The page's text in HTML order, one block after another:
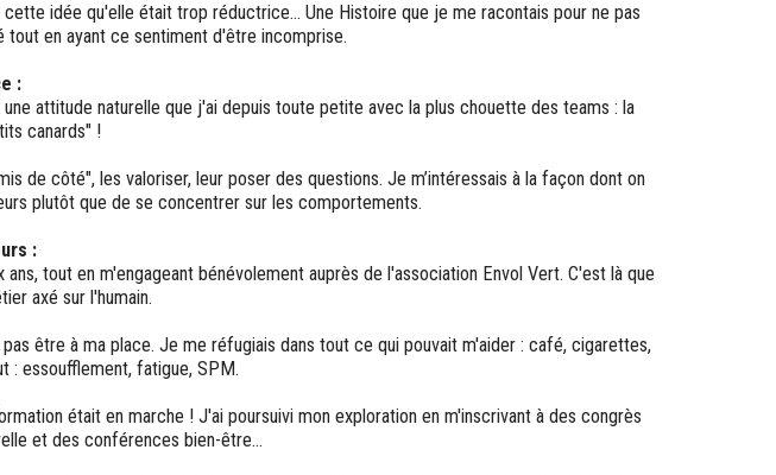
idée qu'elle était trop réductrice... Une Histoire que je me racontais pour ne pas
en ayant ce sentiment d'être incomprise.
:
attitude naturelle que j'ai depuis toute petite avec la plus chouette des teams : la
canards" !
de côté", les valoriser, leur poser des questions. Je m’intéressais à la façon dont on
plutôt que de se concentrer sur les comportements.
:
tout en m'engageant bénévolement auprès de l'association Envol Vert. C'est là que
axé sur l'humain.
être à ma place. Je me réfugiais dans tout ce qui pouvait m'aider : café, cigarettes,
: essoufflement, fatigue, SPM.
était en marche ! J'ai poursuivi mon exploration en m'inscrivant à des congrès
et des conférences bien-être...